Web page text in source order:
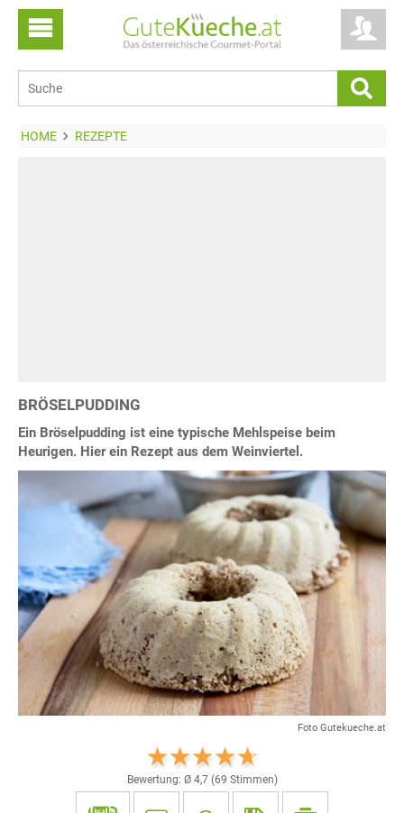
HOME REZEPTE
BRÖSELPUDDING
Ein Bröselpudding ist eine typische Mehlspeise beim
Heurigen. Hier ein Rezept aus dem Weinviertel.
Foto Gutekueche.at
Bewertung: Ø 4,7(69 Stimmen)